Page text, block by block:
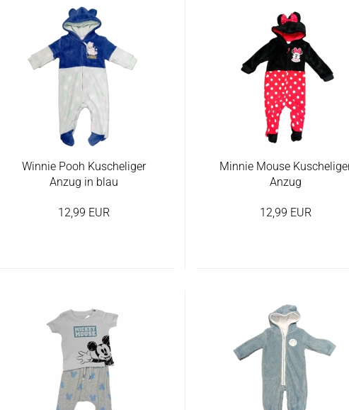
Winnie Pooh Kuscheliger
Anzug in blau
12,99 EUR
Minnie Mouse
Anzug
12,99 EUR